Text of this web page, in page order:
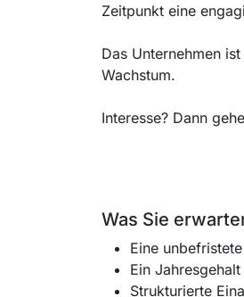
Zeitpunkt eine
Das Unternehmen
Wachstum.
Interesse? Dann
Was Sie
Eine
Ein
Strukturierte